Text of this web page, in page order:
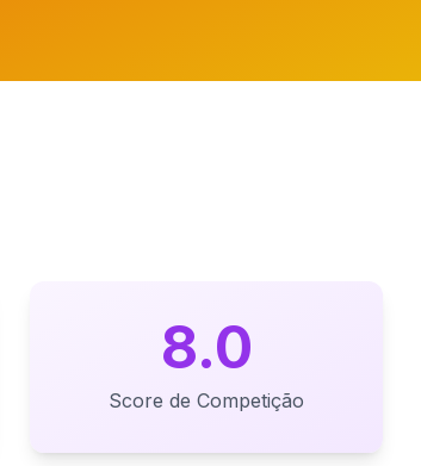
8.0
Score de Competição